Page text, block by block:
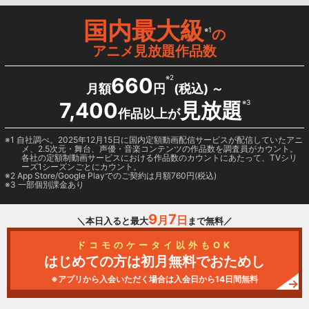
国内最大級※1の
アニメ見放題作品数
月額660 円
※2
(税込) ～
7,400作品以上が見放題※3
1 自社調べ。2025年12月15日に国内定額動画配信サービスが配信していたアニ
メ、2.5次元・舞台、声優・音楽コンテンツの作品数を調査員がカウント。
各社の定額制動画サービスにおける作品数のカウントにあたって、TVシリ
ーズ1シーズンごとにカウント。
2 App Store/Google Playでのご契約は月額760円(税込)
3 一部個別課金あり
＼本日入ると最大9月 7 日 まで無料／
ドコモのケータイ以外もOK
はじめての方は初月無料でおためし
※アプリから入会いただく場合は入会日から14日間無料